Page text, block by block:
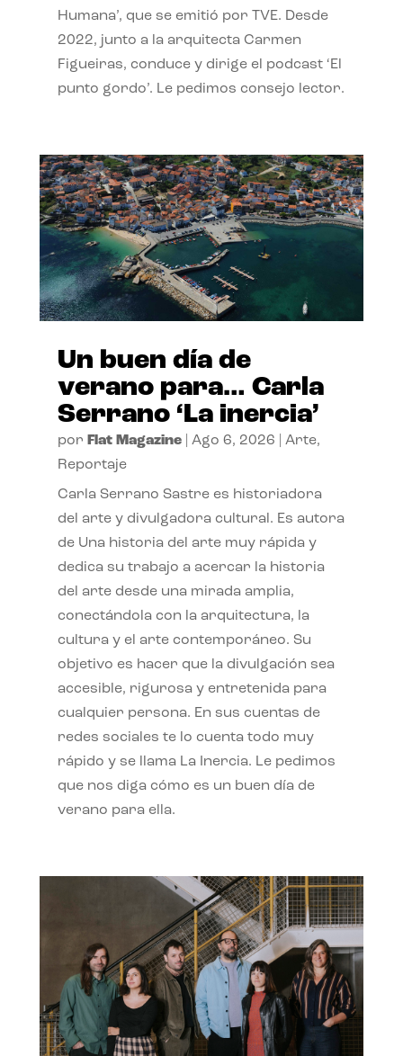
Humana’, que se emitió por TVE. Desde
2022, junto a la arquitecta Carmen
Figueiras, conduce y dirige el podcast ‘El
punto gordo’. Le pedimos consejo lector.
Un buen día de
verano para… Carla
Serrano ‘La inercia’
por Flat Magazine| Ago 6, 2026 Arte,
Reportaje
Carla Serrano Sastre es historiadora
del arte y divulgadora cultural. Es autora
de Una historia del arte muy rápida y
dedica su trabajo a acercar la historia
del arte desde una mirada amplia,
conectándola con la arquitectura, la
cultura y el arte contemporáneo. Su
objetivo es hacer que la divulgación sea
accesible, rigurosa y entretenida para
cualquier persona. En sus cuentas de
redes sociales te lo cuenta todo muy
rápido y se llama La Inercia. Le pedimos
que nos diga cómo es un buen día de
verano para ella.